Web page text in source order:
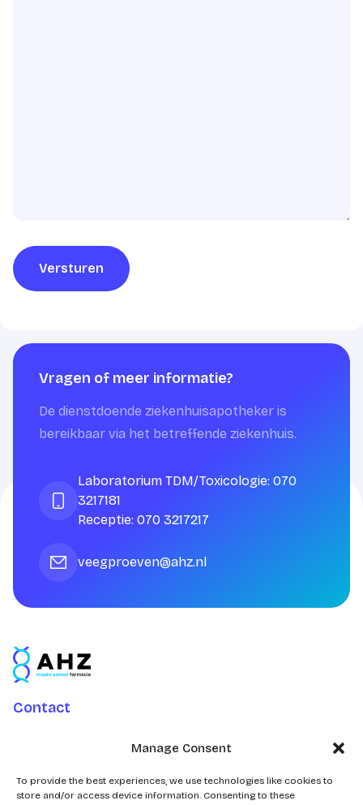
Manage Consent
To provide the best experiences, we use technologies like cookies to
store and/or access device information. Consenting to these
Versturen
Vragen of meer informatie?
De dienstdoende ziekenhuisapotheker is
bereikbaar via het betreffende ziekenhuis.
Laboratorium TDM/Toxicologie: 070
3217181
Receptie: 070 3217217
veegproeven@ahz.nl
Contact
Postbus 43100